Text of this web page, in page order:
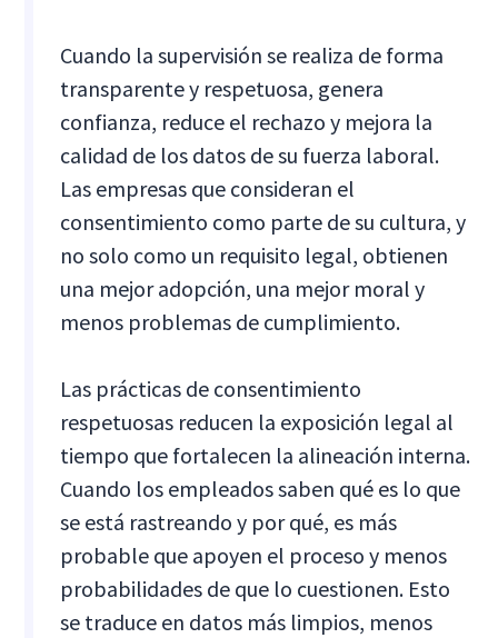
Cuando la supervisión se realiza de forma
transparente y respetuosa, genera
confianza, reduce el rechazo y mejora la
calidad de los datos de su fuerza laboral.
Las empresas que consideran el
consentimiento como parte de su cultura, y
no solo como un requisito legal, obtienen
una mejor adopción, una mejor moral y
menos problemas de cumplimiento.
Las prácticas de consentimiento
respetuosas reducen la exposición legal al
tiempo que fortalecen la alineación interna.
Cuando los empleados saben qué es lo que
se está rastreando y por qué, es más
probable que apoyen el proceso y menos
probabilidades de que lo cuestionen. Esto
se traduce en datos más limpios, menos